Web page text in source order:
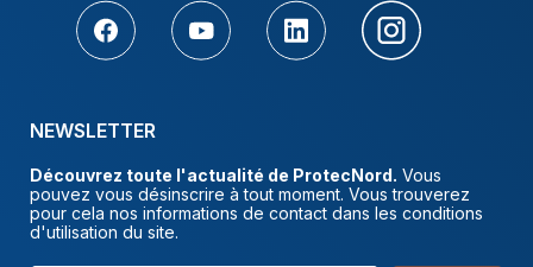
NEWSLETTER
Découvrez toute l'actualité de ProtecNord. Vous
pouvez vous désinscrire à tout moment. Vous trouverez
pour cela nos informations de contact dans les conditions
d'utilisation du site.